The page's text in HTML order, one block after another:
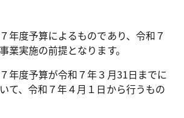
年度予算によるものであり、令和７
業実施の前提となります。
年度予算が令和７年３月31日までに
て、令和７年４月１日から行うもの